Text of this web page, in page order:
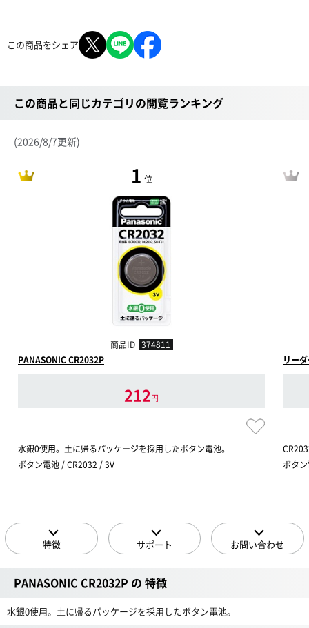
この商品をシェア
この商品と同じカテゴリの閲覧ランキング
(2026/8/7更新)
1 位
商品ID 374811
PANASONIC CR2032P
212円
水銀0使用。土に帰るパッケージを採用したボタン電池。
ボタン電池 / CR2032 / 3V
リー
ボタ
特徴 サポート お問い合わせ
PANASONIC CR2032P の 特徴
水銀0使用。土に帰るパッケージを採用したボタン電池。